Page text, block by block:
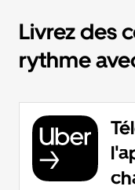
Livrez des
rythme